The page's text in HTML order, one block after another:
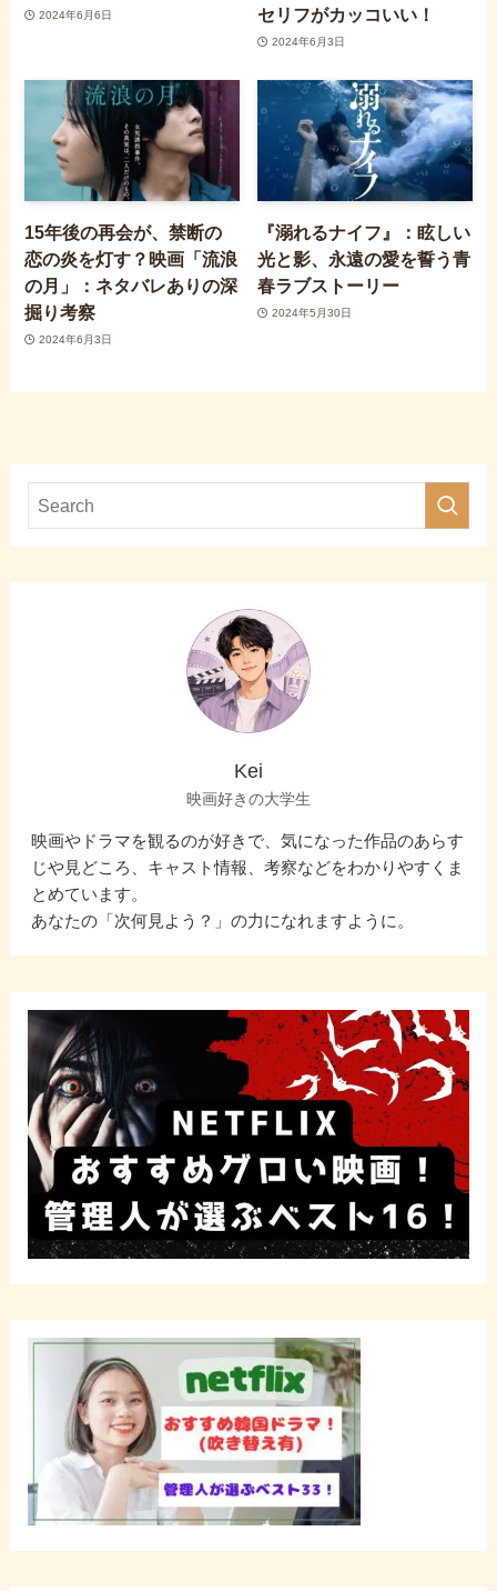
2024年6月6日
セリフがカッコいい！
2024年6月3日
15年後の再会が、禁断の
恋の炎を灯す？映画「流浪
の月」：ネタバレありの深
掘り考察
2024年6月3日
『溺れるナイフ』：眩しい
光と影、永遠の愛を誓う青
春ラブストーリー
2024年5月30日
Kei
映画好きの大学生
映画やドラマを観るのが好きで、気になった作品のあらす
じや見どころ、キャスト情報、考察などをわかりやすくま
とめています。
あなたの「次何見よう？」の力になれますように。